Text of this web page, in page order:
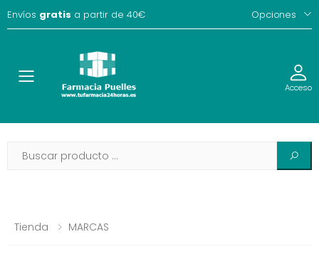
Envíos gratis a partir de 40€ Opciones
Toggle Acceso
Tienda MARCAS